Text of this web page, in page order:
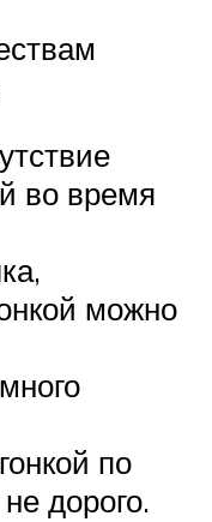
во время
можно
по
дорого.